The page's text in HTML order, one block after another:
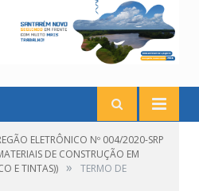
ELETRÔNICO Nº 004/2020-SRP
DE CONSTRUÇÃO EM
E TINTAS)) »
TERMO DE